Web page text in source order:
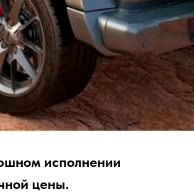
исполнении
цены.